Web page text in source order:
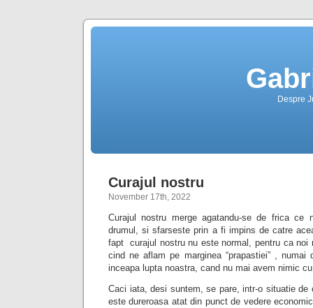
Despre
Curajul nostru
November 17th, 2022
Curajul nostru merge agatandu-se de frica ce
drumul, si sfarseste prin a fi impins de catre
fapt curajul nostru nu este normal, pentru ca noi
cind ne aflam pe marginea “prapastiei” ,
inceapa lupta noastra, cand nu mai avem nimic
Caci iata, desi suntem, se pare, intr-o situatie de
este dureroasa atat din punct de vedere